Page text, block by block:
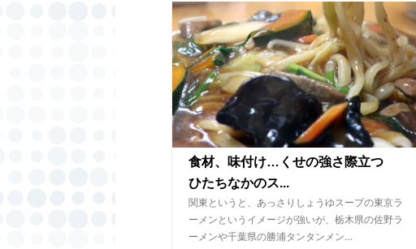
食材、味付け…くせの強さ際立つ
ひたちなかのス...
関東というと、あっさりしょうゆスープの東京ラ
ーメンというイメージが強いが、栃木県の佐野ラ
ーメンや千葉県の勝浦タンタンメン…